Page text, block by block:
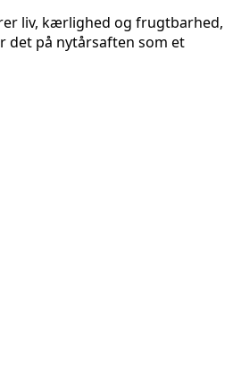
liv, kærlighed og frugtbarhed,
det på nytårsaften som et